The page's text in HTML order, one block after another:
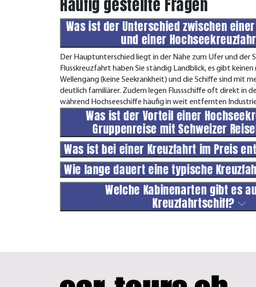
Häufig gestellte Fragen
Was ist der Unterschied zwischen
und einer
Der Hauptunterschied liegt in der Nähe zum Ufer und der
Flusskreuzfahrt haben Sie ständig Landblick, es gibt
Wellengang (keine Seekrankheit) und die Schiffe sind mit
deutlich familiärer. Zudem legen Flussschiffe oft direkt in
während Hochseeschiffe häufig in weit entfernten
Was ist der Vorteil einer
Gruppenreise mit Schweizer
Was ist bei einer Kreuzfahrt im Preis
Wie lange dauert eine typische
Welche Kabinenarten gibt es
Kreuzfahrtschiff?